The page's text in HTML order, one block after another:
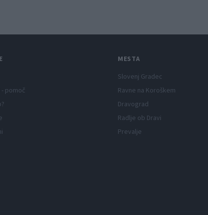
pomoč
MESTA
Slovenj Gradec
Ravne na Koroškem
Dravograd
Radlje ob Dravi
Prevalje